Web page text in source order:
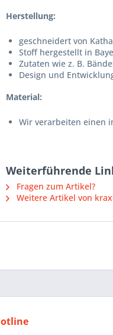
Herstellung:
geschneidert von
Stoff hergestellt in
Zutaten wie z. B.
Design und
Material:
Wir verarbeiten einen
Weiterführende
Fragen zum Artikel?
Weitere Artikel von